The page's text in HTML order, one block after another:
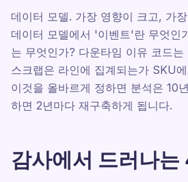
데이터 모델. 가장 영향이 크고, 가
데이터 모델에서 '이벤트'란 무엇인
는 무엇인가? 다운타임 이유 코드
스크랩은 라인에 집계되는가 SKU
이것을 올바르게 정하면 분석은 10
하면 2년마다 재구축하게 됩니다.
감사에서 드러나는